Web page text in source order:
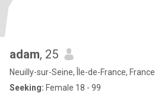
adam, 25
Neuilly-sur-Seine, Île-de-France, France
Seeking: Female 18 - 99